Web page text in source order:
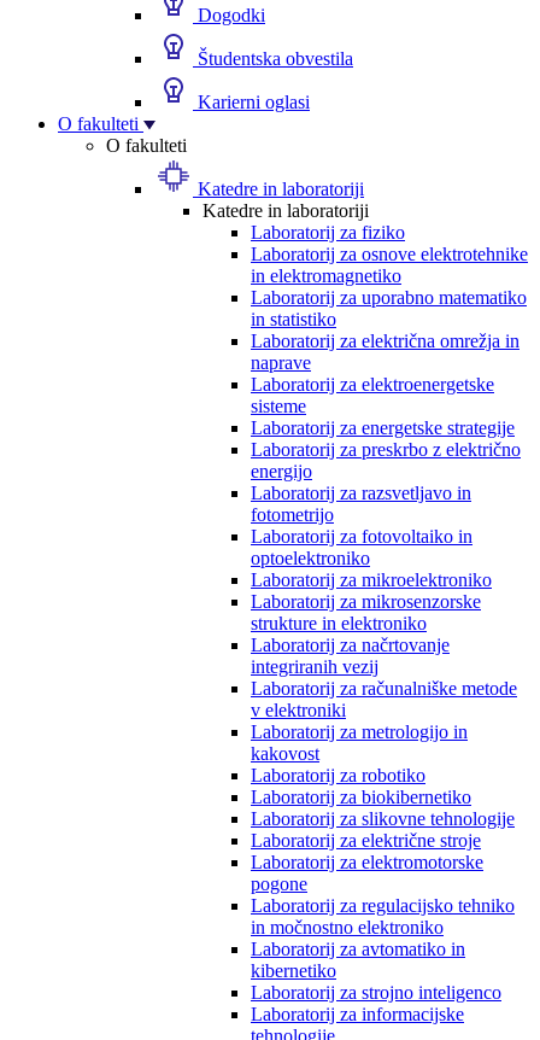
Dogodki
Študentska obvestila
Karierni oglasi
O fakulteti
O fakulteti
Katedre in laboratoriji
Katedre in laboratoriji
Laboratorij za fiziko
Laboratorij za osnove elektrotehnike
in elektromagnetiko
Laboratorij za uporabno matematiko
in statistiko
Laboratorij za električna omrežja in
naprave
Laboratorij za elektroenergetske
sisteme
Laboratorij za energetske strategije
Laboratorij za preskrbo z električno
energijo
Laboratorij za razsvetljavo in
fotometrijo
Laboratorij za fotovoltaiko in
optoelektroniko
Laboratorij za mikroelektroniko
Laboratorij za mikrosenzorske
strukture in elektroniko
Laboratorij za načrtovanje
integriranih vezij
Laboratorij za računalniške metode
v elektroniki
Laboratorij za metrologijo in
kakovost
Laboratorij za robotiko
Laboratorij za biokibernetiko
Laboratorij za slikovne tehnologije
Laboratorij za električne stroje
Laboratorij za elektromotorske
pogone
Laboratorij za regulacijsko tehniko
in močnostno elektroniko
Laboratorij za avtomatiko in
kibernetiko
Laboratorij za strojno inteligenco
Laboratorij za informacijske
tehnologije